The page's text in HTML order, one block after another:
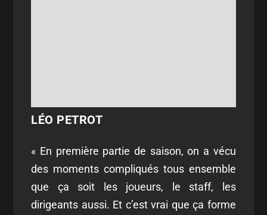
LÉO PETROT
« En première partie de saison, on a vécu
des moments compliqués tous ensemble
que ça soit les joueurs, le staff, les
dirigeants aussi. Et c’est vrai que ça forme